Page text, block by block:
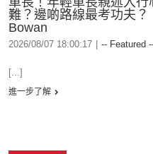
難？邊啲路線最考功夫？
Bowan
2026/08/07 18:00:17 -- Featured
[...]
進一步了解